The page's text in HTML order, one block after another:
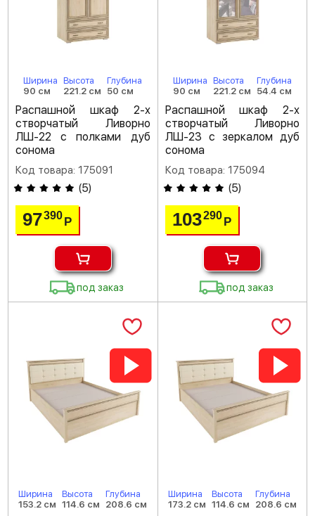
Ширина
90 см
Высота
221.2 см
Глубина
50 см
Распашной шкаф 2-х
створчатый Ливорно
ЛШ-22 с полками дуб
сонома
Код товара: 175091
(5)
97390Р
под заказ
Ширина
90 см
Высота
221.2 см
Глубина
54.4 см
Распашной шкаф 2-х
створчатый Ливорно
ЛШ-23 с зеркалом дуб
сонома
Код товара: 175094
(5)
103290 Р
под заказ
Ширина
153.2 см
Высота
114.6 см
Глубина
208.6 см
Ширина
173.2 см
Высота
114.6 см
Глубина
208.6 см